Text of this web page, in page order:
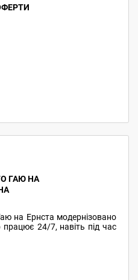
ГАЮ НА
на Ернста модернізовано
24/7, навіть під час